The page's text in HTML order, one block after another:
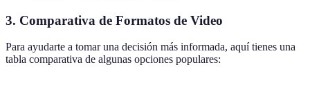
3. Comparativa de Formatos de Video
Para ayudarte a tomar una decisión más informada, aquí tienes una
tabla comparativa de algunas opciones populares: